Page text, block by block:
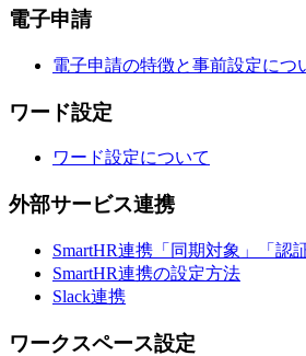
電子申請
電子申請の特徴と事前設定につ
ワード設定
ワード設定について
外部サービス連携
SmartHR連携「同期対象」「認
SmartHR連携の設定方法
Slack連携
ワークスペース設定